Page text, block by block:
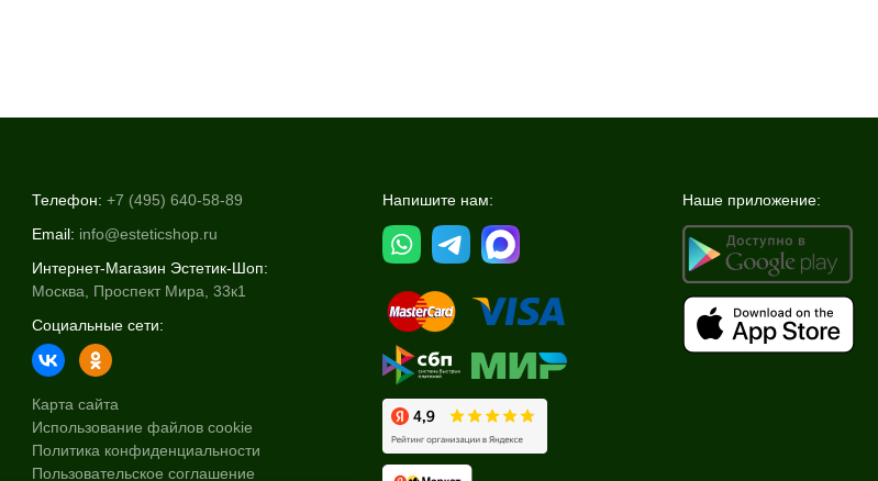
Телефон: +7 (495) 640-58-89
Email: info@esteticshop.ru
Интернет-Магазин Эстетик-Шоп:
Москва, Проспект Мира, 33к1
Социальные сети:
Карта сайта
Использование файлов cookie
Политика конфиденциальности
Пользовательское соглашение
Напишите нам: Наше приложение: